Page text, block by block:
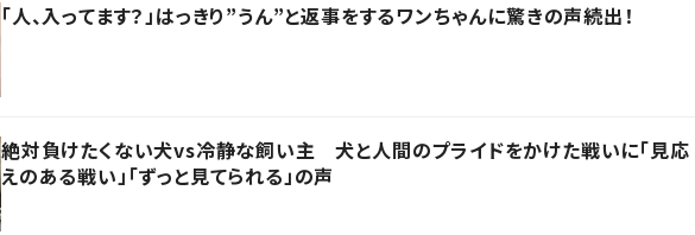
「人、入ってます？」はっきり”うん”と返事をするワンちゃんに驚きの声続出！
絶対負けたくない犬vs冷静な飼い主 犬と人間のプライドをかけた戦いに「見応
えのある戦い」「ずっと見てられる」の声